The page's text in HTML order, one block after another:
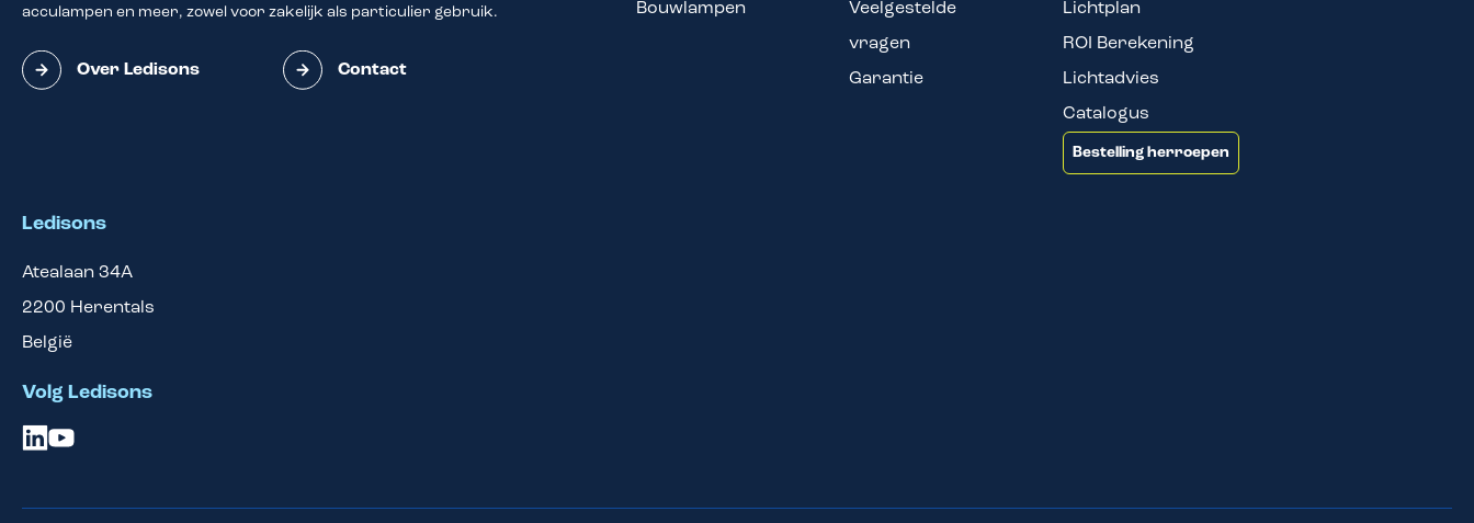
acculampen en meer, zowel voor zakelijk als particulier gebruik.
Over Ledisons Contact
Bouwlampen
Veelgestelde
vragen
Garantie
Lichtplan
ROI Berekening
Lichtadvies
Catalogus
Bestelling herroepen
Ledisons
Atealaan 34A
2200 Herentals
België
Volg Ledisons